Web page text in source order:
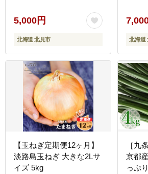
)【148-0002-2026】
5,000円
北海道 北見市
)【
北海道
【玉ねぎ定期便12ヶ月】
淡路島玉ねぎ 大きな2Lサ
イズ 5kg
［九
京都
っぷ